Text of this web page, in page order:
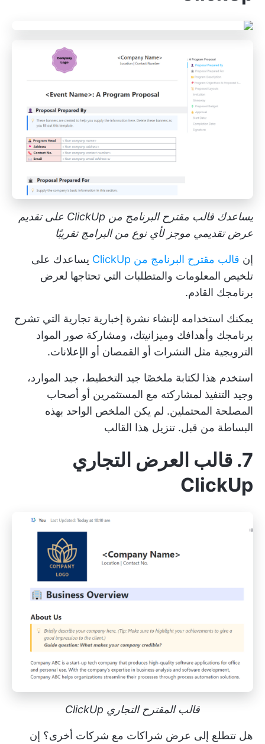
يساعدك قالب مقترح البرنامج من ClickUp على تقديم
عرض تقديمي موجز لأي نوع من البرامج تقريبًا
إن قالب مقترح البرنامج من ClickUp
يساعدك على
تلخيص المعلومات والمتطلبات التي تحتاجها لعرض
برنامجك القادم.
يمكنك استخدامه لإنشاء نشرة إخبارية تجارية التي تشرح
برنامجك وأهدافك وميزانيتك، ومشاركة صور المواد
الترويجية مثل النشرات أو القمصان أو الإعلانات.
استخدم هذا لكتابة ملخصًا جيد التخطيط، جيد الموارد،
وجيد التنفيذ لمشاركته مع المستثمرين أو أصحاب
المصلحة المحتملين. لم يكن الملخص الواحد بهذه
البساطة من قبل. تنزيل هذا القالب
7. قالب العرض التجاري
ClickUp
قالب المقترح التجاري ClickUp
هل تتطلع إلى عرض شراكات مع شركات أخرى؟ إن